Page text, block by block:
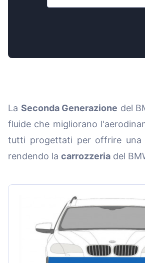
La Seconda Generazione del
fluide che migliorano
tutti progettati per offrire una
rendendo la carrozzeria del